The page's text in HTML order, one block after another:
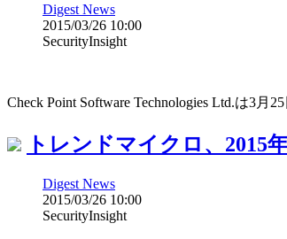
Digest News
2015/03/26 10:00
SecurityInsight
Check Point Software Technologies Ltd.は3
トレンドマイクロ、2015
Digest News
2015/03/26 10:00
SecurityInsight